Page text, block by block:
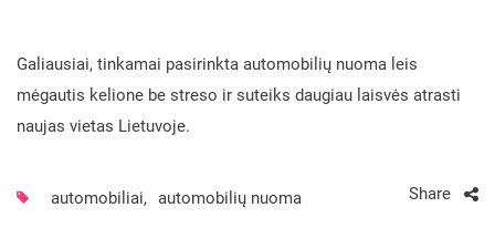
Galiausiai, tinkamai pasirinkta automobilių nuoma leis
mėgautis kelione be streso ir suteiks daugiau laisvės atrasti
naujas vietas Lietuvoje.
automobiliai, automobilių nuoma Share